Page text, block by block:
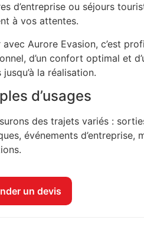
d’entreprise ou séjours
à vos attentes.
Aurore Evasion, c’est
d’un confort optimal et
la réalisation.
d’usages
des trajets variés :
événements d’entreprise,
un devis